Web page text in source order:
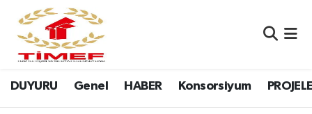
DUYURU Genel HABER Konsorsiyum
Anasayfa Kutu
Anasayfa Manşet
Nöbetçi Eczaneler
Hava Durumu